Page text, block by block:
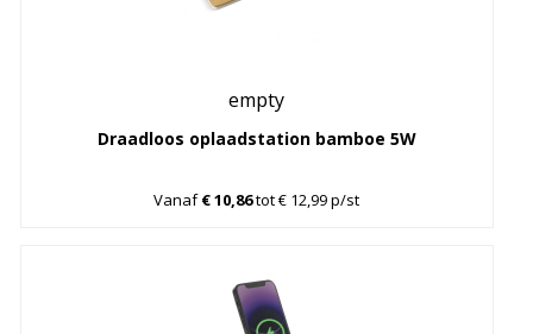
empty
Draadloos oplaadstation bamboe 5W
Vanaf€ 10,86tot € 12,99 p/st